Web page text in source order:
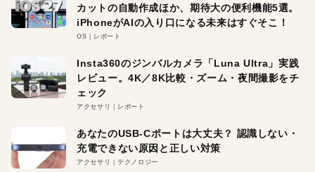
カットの自動作成ほか、期待大の便利機能5選。
iPhoneがAIの入り口になる未来はすぐそこ！
OS レポート
Insta360のジンバルカメラ「Luna Ultra」実践
レビュー。4K／8K比較・ズーム・夜間撮影をチ
ェック
アクセサリ レポート
あなたのUSB-Cポートは大丈夫？ 認識しない・
充電できない原因と正しい対策
アクセサリ テクノロジー